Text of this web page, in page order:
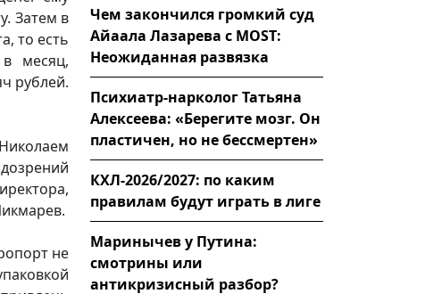
Затем в
то есть
месяц,
рублей.
не
Чем закончился громкий суд
Айаала Лазарева с MOST:
Неожиданная развязка
Психиатр-нарколог Татьяна
Алексеева: «Берегите мозг. Он
пластичен, но не бессмертен»
КХЛ-2026/2027: по каким
правилам будут играть в лиге
Маринычев у Путина:
смотрины или
антикризисный разбор?